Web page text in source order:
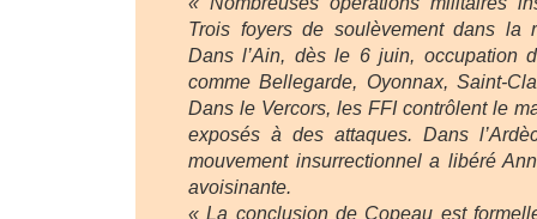
Trois foyers de soulèvement dans
Dans l’Ain, dès le 6 juin, occupation
comme Bellegarde, Oyonnax, Saint-
Dans le Vercors, les FFI contrôlent le
exposés à des attaques. Dans
mouvement insurrectionnel a libéré
avoisinante.
« La conclusion de Copeau est